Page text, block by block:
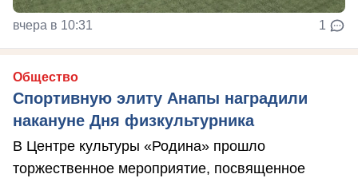
вчера в 10:31 1
Общество
Спортивную элиту Анапы наградили
накануне Дня физкультурника
В Центре культуры «Родина» прошло
торжественное мероприятие, посвященное